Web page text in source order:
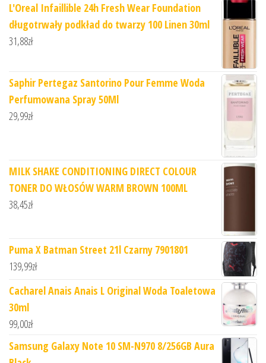
L'Oreal Infaillible 24h Fresh Wear Foundation
długotrwały podkład do twarzy 100 Linen 30ml
31,88zł
Saphir Pertegaz Santorino Pour Femme Woda
Perfumowana Spray 50Ml
29,99zł
MILK SHAKE CONDITIONING DIRECT COLOUR
TONER DO WŁOSÓW WARM BROWN 100ML
38,45zł
Puma X Batman Street 21l Czarny 7901801
139,99zł
Cacharel Anais Anais L Original Woda Toaletowa
30ml
99,00zł
Samsung Galaxy Note 10 SM-N970 8/256GB Aura